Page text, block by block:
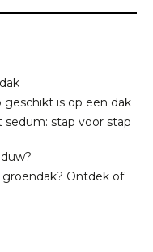
is op een dak
stap voor stap
Ontdek of